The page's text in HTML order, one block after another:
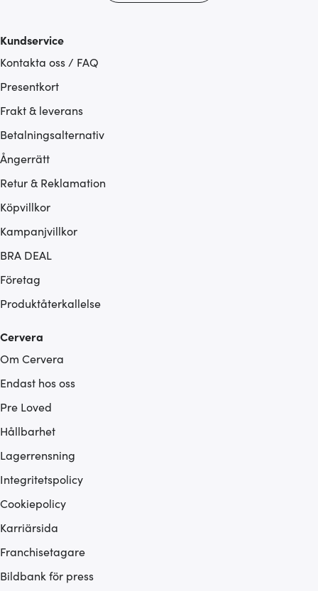
Kundservice
Kontakta oss / FAQ
Presentkort
Frakt & leverans
Betalningsalternativ
Ångerrätt
Retur & Reklamation
Köpvillkor
Kampanjvillkor
BRA DEAL
Företag
Produktåterkallelse
Cervera
Om Cervera
Endast hos oss
Pre Loved
Hållbarhet
Lagerrensning
Integritetspolicy
Cookiepolicy
Karriärsida
Franchisetagare
Bildbank för press